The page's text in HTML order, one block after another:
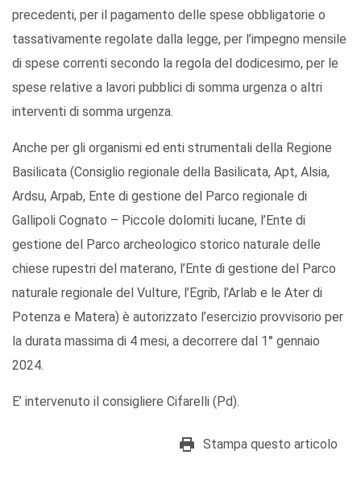
precedenti, per il pagamento delle spese obbligatorie o
tassativamente regolate dalla legge, per l’impegno mensile
di spese correnti secondo la regola del dodicesimo, per le
spese relative a lavori pubblici di somma urgenza o altri
interventi di somma urgenza.
Anche per gli organismi ed enti strumentali della Regione
Basilicata (Consiglio regionale della Basilicata, Apt, Alsia,
Ardsu, Arpab, Ente di gestione del Parco regionale di
Gallipoli Cognato – Piccole dolomiti lucane, l’Ente di
gestione del Parco archeologico storico naturale delle
chiese rupestri del materano, l’Ente di gestione del Parco
naturale regionale del Vulture, l’Egrib, l’Arlab e le Ater di
Potenza e Matera) è autorizzato l’esercizio provvisorio per
la durata massima di 4 mesi, a decorrere dal 1° gennaio
2024.
E’ intervenuto il consigliere Cifarelli (Pd).
Stampa questo articolo